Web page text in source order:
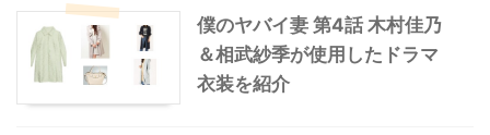
僕のヤバイ妻 第4話 木村佳乃
＆相武紗季が使用したドラマ
衣装を紹介